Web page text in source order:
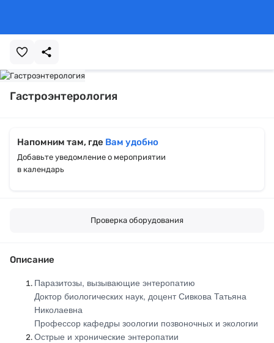
Гастроэнтерология
Напомним там, где Вам удобно
Добавьте уведомление о мероприятии
в календарь
Проверка оборудования
Описание
Паразитозы, вызывающие энтеропатию
Доктор биологических наук, доцент Сивкова Татьяна
Николаевна
Профессор кафедры зоологии позвоночных и экологии
Острые и хронические энтеропатии